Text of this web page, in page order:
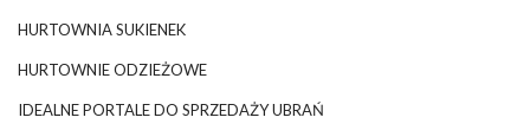
HURTOWNIA SUKIENEK
HURTOWNIE ODZIEŻOWE
IDEALNE PORTALE DO SPRZEDAŻY UBRAŃ